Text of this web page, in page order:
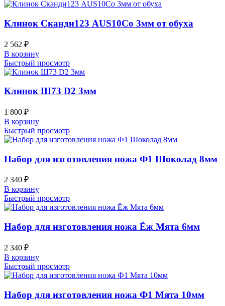
Клинок Сканди123 AUS10Co 3мм от обуха
2 562 ₽
В корзину
Быстрый просмотр
Клинок Ш73 D2 3мм
1 800 ₽
В корзину
Быстрый просмотр
Набор для изготовления ножа Ф1 Шоколад 8мм
2 340 ₽
В корзину
Быстрый просмотр
Набор для изготовления ножа Ёж Мята 6мм
2 340 ₽
В корзину
Быстрый просмотр
Набор для изготовления ножа Ф1 Мята 10мм